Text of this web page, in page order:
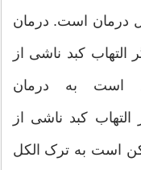
درمان است. درمان
التهاب کبد ناشی از
است به درمان
التهاب کبد ناشی از
است به ترک الکل